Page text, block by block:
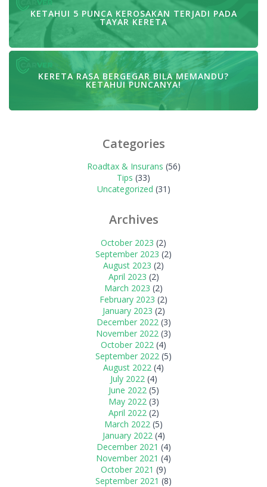
KETAHUI 5 PUNCA KEROSAKAN TERJADI PADA
TAYAR KERETA
KERETA RASA BERGEGAR BILA MEMANDU?
KETAHUI PUNCANYA!
Categories
Roadtax & Insurans (56)
Tips (33)
Uncategorized (31)
Archives
October 2023 (2)
September 2023 (2)
August 2023 (2)
April 2023 (2)
March 2023 (2)
February 2023 (2)
January 2023 (2)
December 2022(3)
November 2022 (3)
October 2022 (4)
September 2022 (5)
August 2022 (4)
July 2022(4)
June 2022(5)
May 2022(3)
April 2022(2)
March 2022 (5)
January 2022(4)
December 2021 (4)
November 2021 (4)
October 2021 (9)
September 2021 (8)